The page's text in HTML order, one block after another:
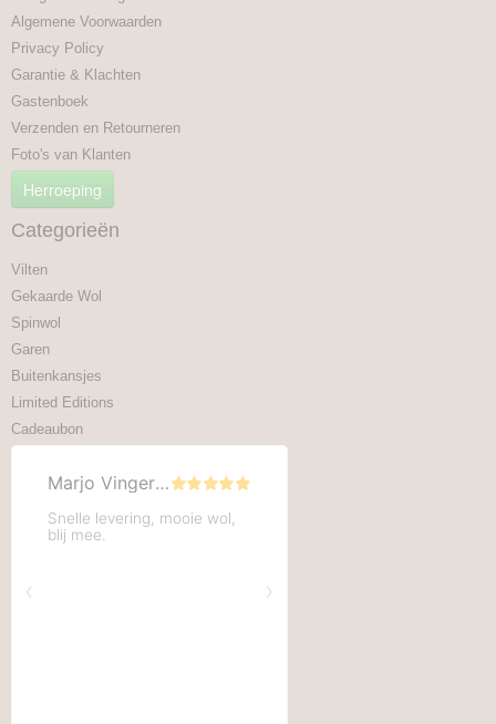
Algemene Voorwaarden
Privacy Policy
Garantie & Klachten
Gastenboek
Verzenden en Retourneren
Foto's van Klanten
Herroeping
Categorieën
Vilten
Gekaarde Wol
Spinwol
Garen
Buitenkansjes
Limited Editions
Cadeaubon